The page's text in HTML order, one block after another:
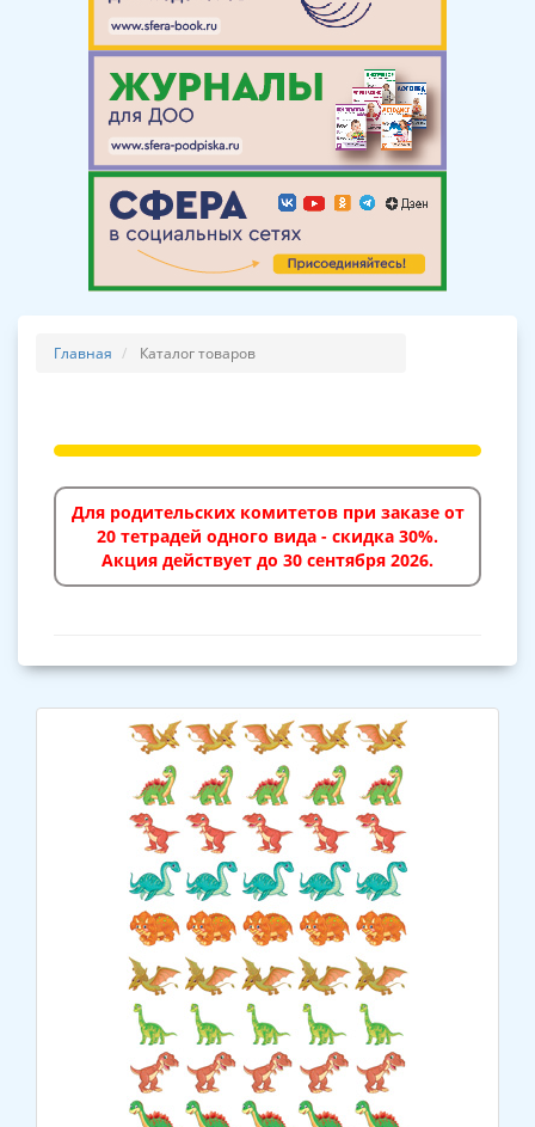
Главная Каталог товаров
Для родительских комитетов при заказе от
20 тетрадей одного вида - скидка 30%.
Акция действует до 30 сентября 2026.